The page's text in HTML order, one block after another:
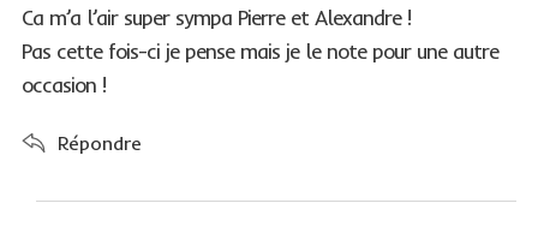
s
:
Ca m’a l’air super sympa Pierre et Alexandre !
Pas cette fois-ci je pense mais je le note pour une autre
occasion !
Répondre